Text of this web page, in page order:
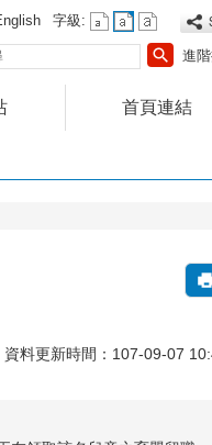
字級:
搜
尋
進
首頁連結
資料更新時間：107-09-07